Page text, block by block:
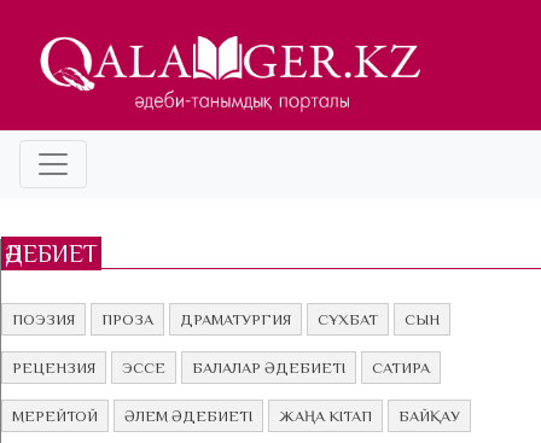
ӘДЕБИЕТ
ПОЭЗИЯ ПРОЗА ДРАМАТУРГИЯ СҰХБАТ СЫН
РЕЦЕНЗИЯ ЭССЕ БАЛАЛАР ӘДЕБИЕТІ САТИРА
МЕРЕЙТОЙ ӘЛЕМ ӘДЕБИЕТІ ЖАҢА КІТАП БАЙҚАУ